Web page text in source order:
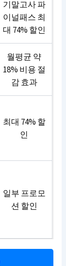
기말고사 파
이널패스 최
대 74% 할인
월평균 약
18% 비용 절
감 효과
최대 74% 할
인
일부 프로모
션 할인